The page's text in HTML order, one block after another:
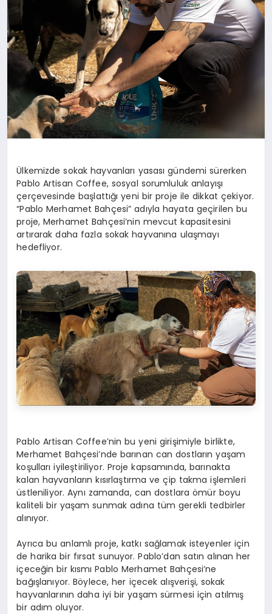
Ülkemizde sokak hayvanları yasası gündemi sürerken
Pablo Artisan Coffee, sosyal sorumluluk anlayışı
çerçevesinde başlattığı yeni bir proje ile dikkat çekiyor.
“Pablo Merhamet Bahçesi” adıyla hayata geçirilen bu
proje, Merhamet Bahçesi’nin mevcut kapasitesini
artırarak daha fazla sokak hayvanına ulaşmayı
hedefliyor.
Pablo Artisan Coffee’nin bu yeni girişimiyle birlikte,
Merhamet Bahçesi’nde barınan can dostların yaşam
koşulları iyileştiriliyor. Proje kapsamında, barınakta
kalan hayvanların kısırlaştırma ve çip takma işlemleri
üstleniliyor. Aynı zamanda, can dostlara ömür boyu
kaliteli bir yaşam sunmak adına tüm gerekli tedbirler
alınıyor.
Ayrıca bu anlamlı proje, katkı sağlamak isteyenler için
de harika bir fırsat sunuyor. Pablo’dan satın alınan her
içeceğin bir kısmı Pablo Merhamet Bahçesi’ne
bağışlanıyor. Böylece, her içecek alışverişi, sokak
hayvanlarının daha iyi bir yaşam sürmesi için atılmış
bir adım oluyor.